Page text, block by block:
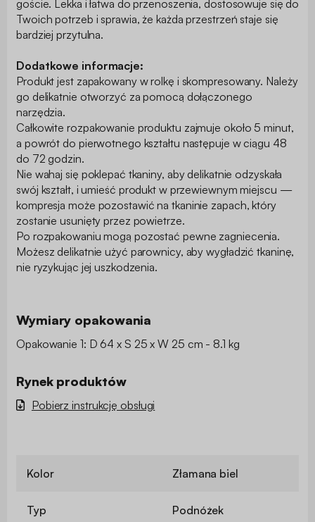
goście. Lekka i łatwa do przenoszenia, dostosowuje się do
Twoich potrzeb i sprawia, że każda przestrzeń staje się
bardziej przytulna.
Dodatkowe informacje:
Produkt jest zapakowany w rolkę i skompresowany. Należy
go delikatnie otworzyć za pomocą dołączonego
narzędzia.
Całkowite rozpakowanie produktu zajmuje około 5 minut,
a powrót do pierwotnego kształtu następuje w ciągu 48
do 72 godzin.
Nie wahaj się poklepać tkaniny, aby delikatnie odzyskała
swój kształt, i umieść produkt w przewiewnym miejscu —
kompresja może pozostawić na tkaninie zapach, który
zostanie usunięty przez powietrze.
Po rozpakowaniu mogą pozostać pewne zagniecenia.
Możesz delikatnie użyć parownicy, aby wygładzić tkaninę,
nie ryzykując jej uszkodzenia.
Wymiary opakowania
Opakowanie 1: D 64 x S 25 x W 25 cm - 8.1 kg
Rynek produktów
Pobierz instrukcję obsługi
Kolor Złamana biel
Typ Podnóżek